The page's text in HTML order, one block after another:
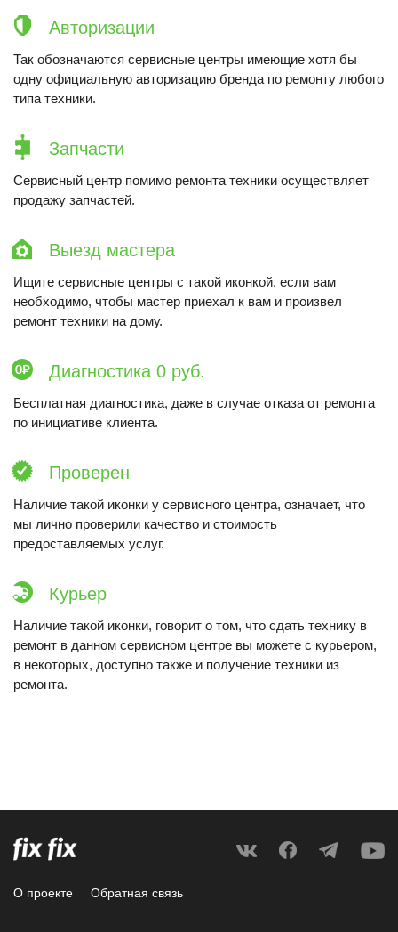
Авторизации
Так обозначаются сервисные центры имеющие хотя бы
одну официальную авторизацию бренда по ремонту любого
типа техники.
Запчасти
Сервисный центр помимо ремонта техники осуществляет
продажу запчастей.
Выезд мастера
Ищите сервисные центры с такой иконкой, если вам
необходимо, чтобы мастер приехал к вам и произвел
ремонт техники на дому.
Диагностика 0 руб.
Бесплатная диагностика, даже в случае отказа от ремонта
по инициативе клиента.
Проверен
Наличие такой иконки у сервисного центра, означает, что
мы лично проверили качество и стоимость
предоставляемых услуг.
Курьер
Наличие такой иконки, говорит о том, что сдать технику в
ремонт в данном сервисном центре вы можете с курьером,
в некоторых, доступно также и получение техники из
ремонта.
О проекте Обратная связь